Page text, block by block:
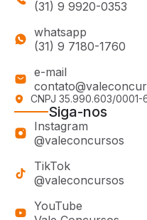
(31) 9 9920-0353
whatsapp
(31) 9 7180-1760
e-mail
CNPJ 35.990.603/0001-
Siga-nos
Instagram
@valeconcursos
TikTok
@valeconcursos
YouTube